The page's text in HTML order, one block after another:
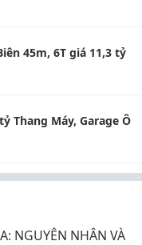
45m, 6T giá 11,3 tỷ
Thang Máy, Garage Ô
NGUYÊN NHÂN VÀ